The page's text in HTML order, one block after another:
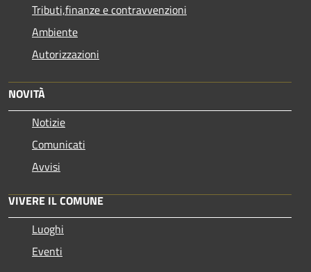
Tributi,finanze e contravvenzioni
Ambiente
Autorizzazioni
NOVITÀ
Notizie
Comunicati
Avvisi
VIVERE IL COMUNE
Luoghi
Eventi